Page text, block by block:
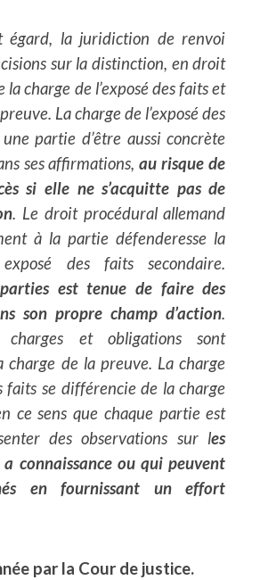
la juridiction de renvoi
sur la distinction, en droit
charge de l’exposé des faits et
La charge de l’exposé des
partie d’être aussi concrète
ses affirmations,au risque de
si elle ne s’acquitte pas de
. Le droit procédural allemand
à la partie défenderesse la
des faits secondaire.
est tenue de faire des
son propre champ d’action.
charges et obligations sont
charge de la preuve. La charge
faits se différencie de la charge
ce sens que chaque partie est
des observations sur les
connaissance ou qui peuvent
en fournissant un effort
par la Cour de justice.